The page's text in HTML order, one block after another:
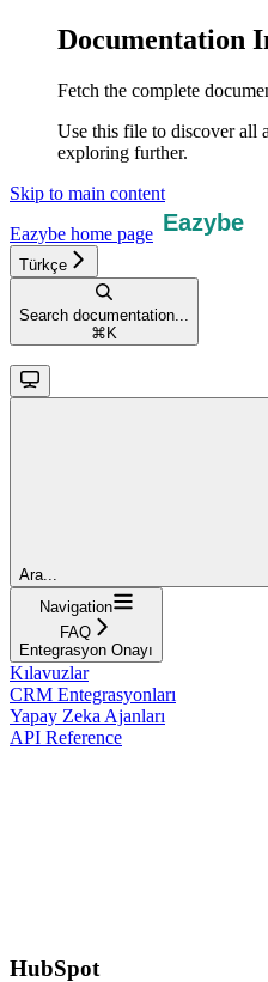
Documentation
Fetch the complete
Use this file to discover all
exploring further.
Skip to main content
Eazybe home page
Türkçe
Search documentation...
⌘ K
Ara...
Navigation
FAQ
Entegrasyon Onayı
Kılavuzlar
CRM Entegrasyonları
Yapay Zeka Ajanları
API Reference
HubSpot